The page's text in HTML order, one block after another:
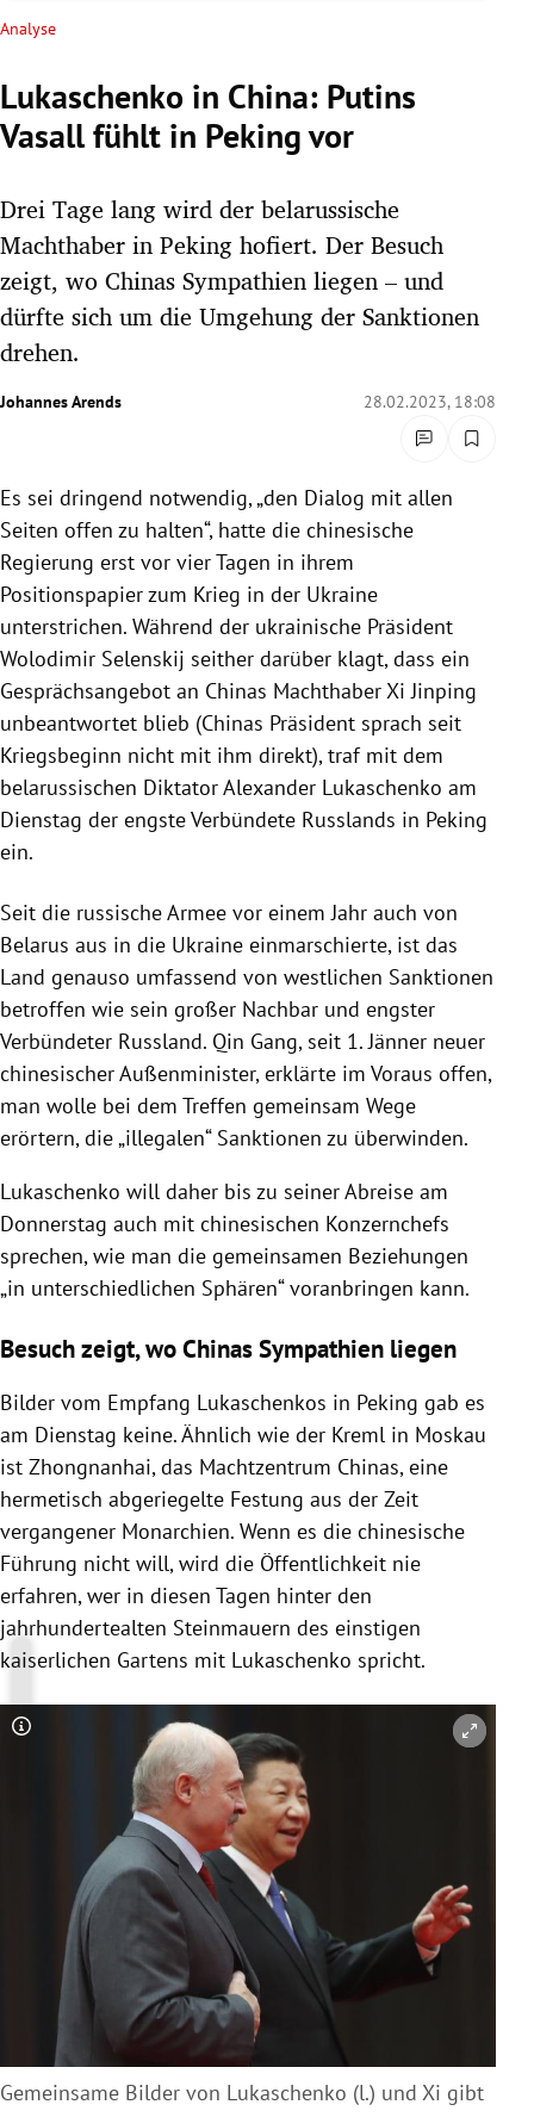
Untermenü
Untermenü
Untermenü
Untermenü
Untermenü
Untermenü
Untermenü
Analyse
Lukaschenko in China: Putins
Vasall fühlt in Peking vor
Drei Tage lang wird der belarussische
Machthaber in Peking hofiert. Der Besuch
zeigt, wo Chinas Sympathien liegen – und
dürfte sich um die Umgehung der Sanktionen
drehen.
Johannes Arends 28.02.2023, 18:08
Es sei dringend notwendig, „den Dialog mit allen
Seiten offen zu halten“, hatte die chinesische
Regierung erst vor vier Tagen in ihrem
Positionspapier zum Krieg in der Ukraine
unterstrichen. Während der ukrainische Präsident
Wolodimir Selenskij seither darüber klagt, dass ein
Gesprächsangebot an Chinas Machthaber Xi Jinping
unbeantwortet blieb (Chinas Präsident sprach seit
Kriegsbeginn nicht mit ihm direkt), traf mit dem
belarussischen Diktator Alexander Lukaschenko am
Dienstag der engste Verbündete Russlands in Peking
ein.
Seit die russische Armee vor einem Jahr auch von
Belarus aus in die Ukraine einmarschierte, ist das
Land genauso umfassend von westlichen Sanktionen
betroffen wie sein großer Nachbar und engster
Verbündeter Russland. Qin Gang, seit 1. Jänner neuer
chinesischer Außenminister, erklärte im Voraus offen,
man wolle bei dem Treffen gemeinsam Wege
erörtern, die „illegalen“ Sanktionen zu überwinden.
Lukaschenko will daher bis zu seiner Abreise am
Donnerstag auch mit chinesischen Konzernchefs
sprechen, wie man die gemeinsamen Beziehungen
„in unterschiedlichen Sphären“ voranbringen kann.
Besuch zeigt, wo Chinas Sympathien liegen
Bilder vom Empfang Lukaschenkos in Peking gab es
am Dienstag keine. Ähnlich wie der Kreml in Moskau
ist Zhongnanhai, das Machtzentrum Chinas, eine
hermetisch abgeriegelte Festung aus der Zeit
vergangener Monarchien. Wenn es die chinesische
Führung nicht will, wird die Öffentlichkeit nie
erfahren, wer in diesen Tagen hinter den
jahrhundertealten Steinmauern des einstigen
kaiserlichen Gartens mit Lukaschenko spricht.
Copyright-Hinweis öffnen/schließen
Gemeinsame Bilder von Lukaschenko (l.) und Xi gibt